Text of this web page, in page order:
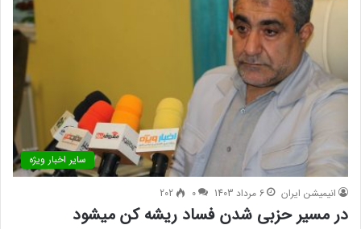
سایر اخبار ویژه
انیمیشن ایران 6 مرداد 1403 0
202
در مسیر حزبی شدن فساد ریشه کن میشود